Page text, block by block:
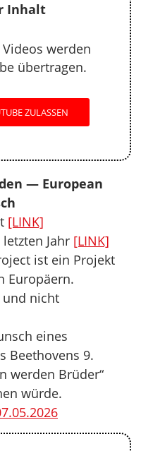
Inhalt
werden
übertragen.
ZULASSEN
— European
[LINK]
Jahr [LINK]
ist ein Projekt
Europäern.
nicht
eines
Beethovens 9.
werden Brüder“
würde.